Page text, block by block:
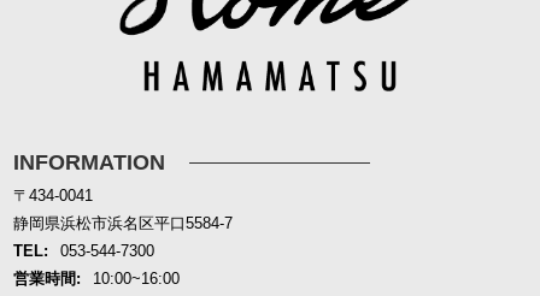
INFORMATION
〒434-0041
静岡県浜松市浜名区平口5584-7
TEL:
053-544-7300
営業時間:
10:00~16:00